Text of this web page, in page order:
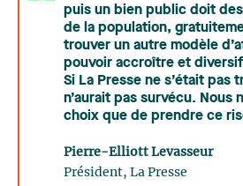
puis un bien public doit
de la population,
trouver un autre modèle
pouvoir accroître et
Si La Presse ne s’était pas
n’aurait pas survécu. Nous
choix que de prendre ce
Pierre-Elliott Levasseur
Président, La Presse